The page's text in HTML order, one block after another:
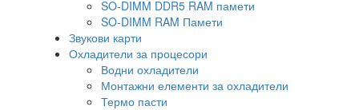
SO-DIMM DDR5 RAM памети
SO-DIMM RAM Памети
Звукови карти
Охладители за процесори
Водни охладители
Монтажни елементи за охладители
Термо пасти